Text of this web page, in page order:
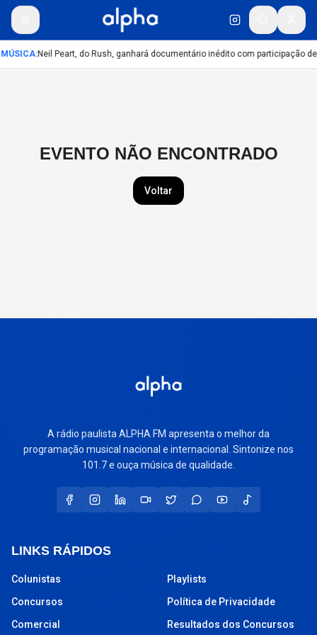
MÚSICA:Neil Peart, do Rush, ganhará documentário inédito com participação
EVENTO NÃO ENCONTRADO
Voltar
A rádio paulista ALPHA FM apresenta o melhor da
programação musical nacional e internacional. Sintonize nos
101.7 e ouça música de qualidade.
LINKS RÁPIDOS
Colunistas
Concursos
Comercial
Playlists
Política de Privacidade
Resultados dos Concursos